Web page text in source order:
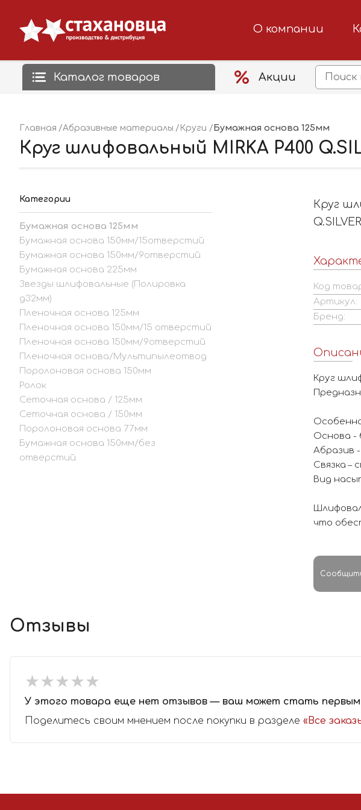
О компании
Каталог товаров Акции
Главная Абразивные материалы Круги Бумажная основа 125мм
Круг шлифовальный MIRKA Р400
Категории
Бумажная основа 125мм
Бумажная основа 150мм/15отверстий
Бумажная основа 150мм/9отверстий
Бумажная основа 225мм
Звезды шлифовальные (Полировка
д32мм)
Пленочная основа 125мм
Пленочная основа 150мм/15 отверстий
Пленочная основа 150мм/9отверстий
Пленочная основа/Мультипылеотвод
Поролоновая основа 150мм
Ролок
Сеточная основа / 125мм
Сеточная основа / 150мм
Поролоновая основа 77мм
Бумажная основа 150мм/без
отверстий
Круг
Код
Артикул:
Бренд:
Круг
Основа -
Абразив
Связка –
Вид
что
Отзывы
★★★★★
★★★★★
У этого товара еще нет отзывов — ваш может стать первым
Поделитесь своим мнением после покупки в разделе «Все